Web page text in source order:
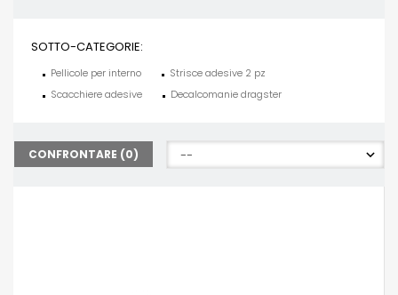
SOTTO-CATEGORIE:
Pellicole per interno
Strisce adesive 2 pz
Scacchiere adesive
Decalcomanie dragster
CONFRONTARE (0)